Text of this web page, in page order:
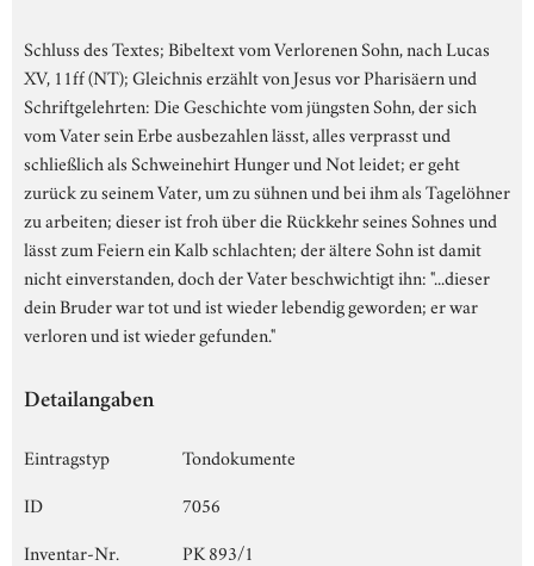
Schluss des Textes; Bibeltext vom Verlorenen Sohn, nach Lucas
XV, 11ff (NT); Gleichnis erzählt von Jesus vor Pharisäern und
Schriftgelehrten: Die Geschichte vom jüngsten Sohn, der sich
vom Vater sein Erbe ausbezahlen lässt, alles verprasst und
schließlich als Schweinehirt Hunger und Not leidet; er geht
zurück zu seinem Vater, um zu sühnen und bei ihm als Tagelöhner
zu arbeiten; dieser ist froh über die Rückkehr seines Sohnes und
lässt zum Feiern ein Kalb schlachten; der ältere Sohn ist damit
nicht einverstanden, doch der Vater beschwichtigt ihn: "...dieser
dein Bruder war tot und ist wieder lebendig geworden; er war
verloren und ist wieder gefunden."
Detailangaben
Eintragstyp
Tondokumente
ID
7056
Inventar-Nr.
PK 893/1